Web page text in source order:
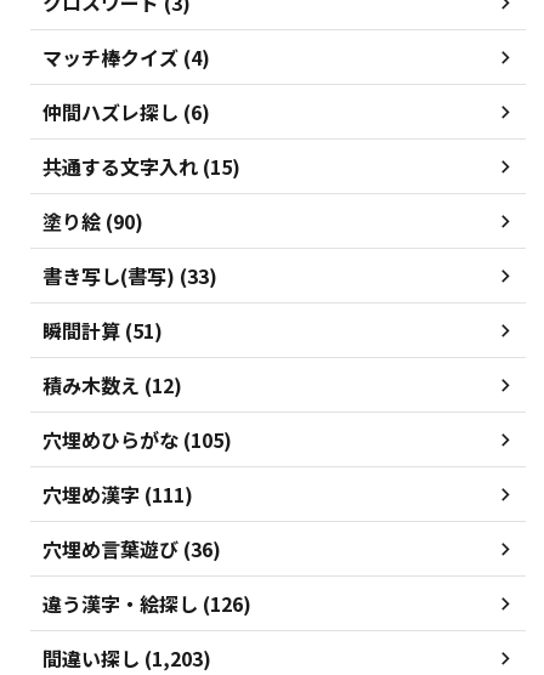
マッチ棒クイズ (4)
仲間ハズレ探し (6)
共通する文字入れ (15)
塗り絵 (90)
書き写し(書写) (33)
瞬間計算 (51)
積み木数え (12)
穴埋めひらがな (105)
穴埋め漢字 (111)
穴埋め言葉遊び (36)
違う漢字・絵探し (126)
間違い探し (1,203)